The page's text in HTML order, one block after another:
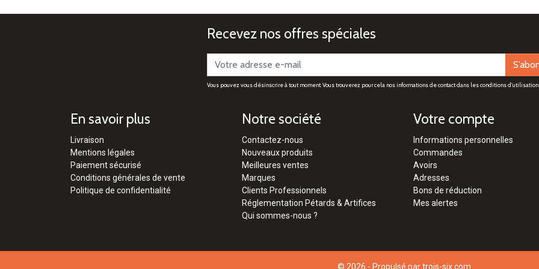
Recevez nos offres spéciales
Vous pouvez vous désinscrire à tout moment. Vous trouverez pour cela nos informations de contact dans les conditions
En savoir plus
Livraison
Mentions légales
Paiement sécurisé
Conditions générales de vente
Politique de confidentialité
Notre société
Contactez-nous
Nouveaux produits
Meilleures ventes
Marques
Clients Professionnels
Réglementation Pétards & Artifices
Qui sommes-nous ?
Votre compte
Informations personnelles
Commandes
Avoirs
Adresses
Bons de réduction
Mes alertes
© 2026 - Propulsé partrois-six.com